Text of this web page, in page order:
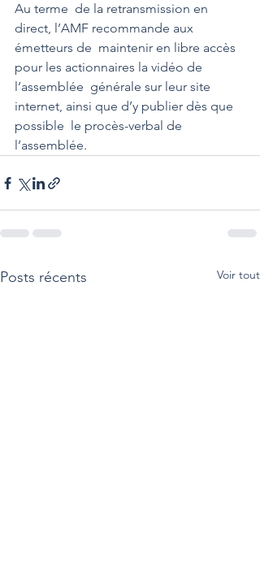
Au terme  de la retransmission en
direct, l’AMF recommande aux
émetteurs de  maintenir en libre accès
pour les actionnaires la vidéo de
l’assemblée  générale sur leur site
internet, ainsi que d’y publier dès que
possible  le procès-verbal de
l’assemblée.
Posts récents Voir tout